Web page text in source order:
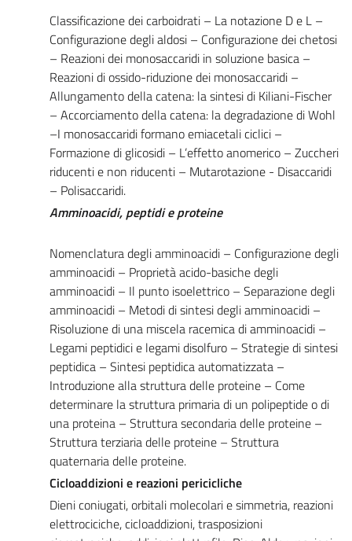
Classificazione dei carboidrati – La notazione D e L –
Configurazione degli aldosi – Configurazione dei chetosi
– Reazioni dei monosaccaridi in soluzione basica –
Reazioni di ossido-riduzione dei monosaccaridi –
Allungamento della catena: la sintesi di Kiliani-Fischer
– Accorciamento della catena: la degradazione di Wohl
–I monosaccaridi formano emiacetali ciclici –
Formazione di glicosidi – L’effetto anomerico – Zuccheri
riducenti e non riducenti – Mutarotazione - Disaccaridi
– Polisaccaridi.
Amminoacidi, peptidi e proteine
Nomenclatura degli amminoacidi – Configurazione degli
amminoacidi – Proprietà acido-basiche degli
amminoacidi – Il punto isoelettrico – Separazione degli
amminoacidi – Metodi di sintesi degli amminoacidi –
Risoluzione di una miscela racemica di amminoacidi –
Legami peptidici e legami disolfuro – Strategie di sintesi
peptidica – Sintesi peptidica automatizzata –
Introduzione alla struttura delle proteine – Come
determinare la struttura primaria di un polipeptide o di
una proteina – Struttura secondaria delle proteine –
Struttura terziaria delle proteine – Struttura
quaternaria delle proteine.
Cicloaddizioni e reazioni pericicliche
Dieni coniugati, orbitali molecolari e simmetria, reazioni
elettrociciche, cicloaddizioni, trasposizioni